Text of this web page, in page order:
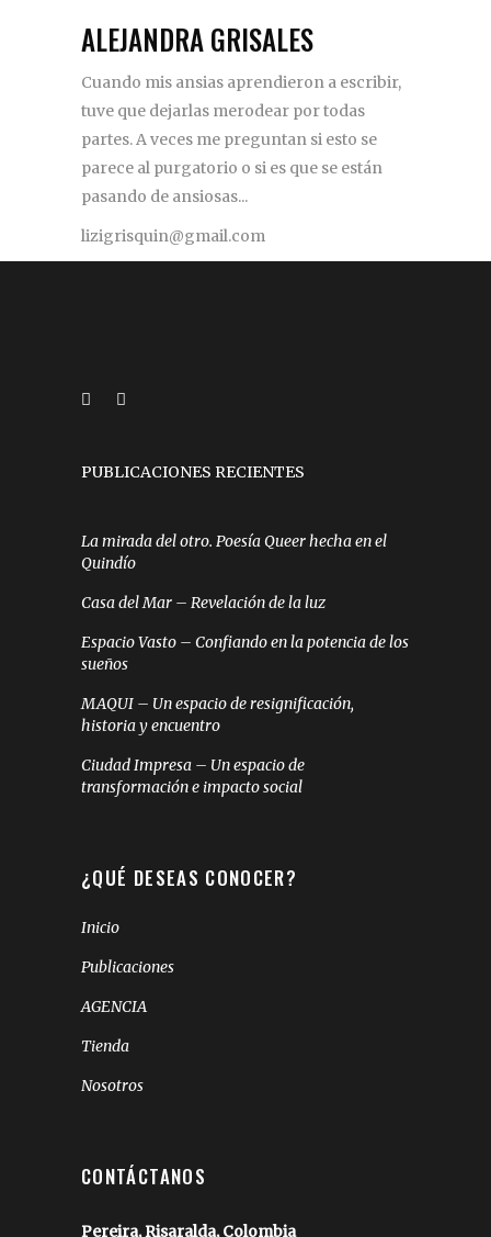
ALEJANDRA GRISALES
Cuando mis ansias aprendieron a escribir,
tuve que dejarlas merodear por todas
partes. A veces me preguntan si esto se
parece al purgatorio o si es que se están
pasando de ansiosas...
lizigrisquin@gmail.com
PUBLICACIONES RECIENTES
La mirada del otro. Poesía Queer hecha en el
Quindío
Casa del Mar – Revelación de la luz
Espacio Vasto – Confiando en la potencia de los
sueños
MAQUI – Un espacio de resignificación,
historia y encuentro
Ciudad Impresa – Un espacio de
transformación e impacto social
¿QUÉ DESEAS CONOCER?
Inicio
Publicaciones
AGENCIA
Tienda
Nosotros
CONTÁCTANOS
Pereira, Risaralda, Colombia